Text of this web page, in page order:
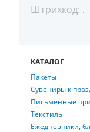
Штрихкод:
КАТАЛОГ
Пакеты
Сувениры к
Письменные
Текстиль
Ежедневники,